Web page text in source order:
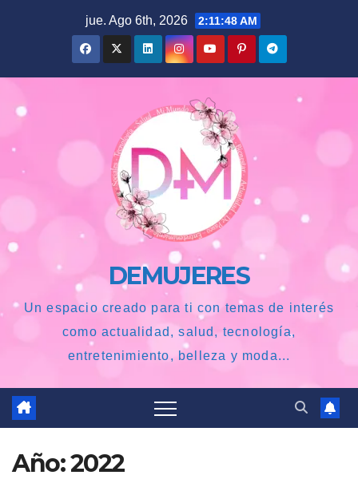
jue. Ago 6th, 2026 2:11:50 AM
DEMUJERES
Un espacio creado para ti con temas de interés
como actualidad, salud, tecnología,
entretenimiento, belleza y moda...
Año:2022